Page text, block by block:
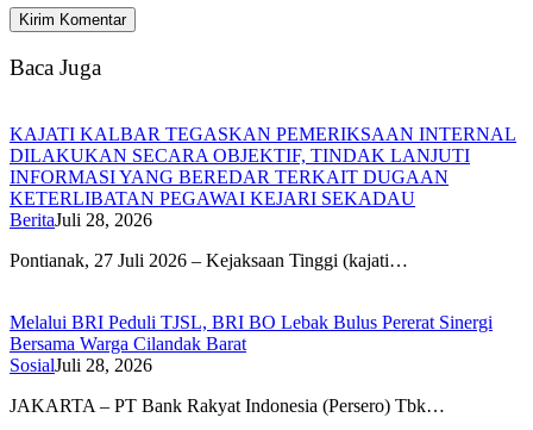
Baca Juga
KAJATI KALBAR TEGASKAN PEMERIKSAAN INTERNAL
DILAKUKAN SECARA OBJEKTIF, TINDAK LANJUTI
INFORMASI YANG BEREDAR TERKAIT DUGAAN
KETERLIBATAN PEGAWAI KEJARI SEKADAU
BeritaJuli 28, 2026
Pontianak, 27 Juli 2026 – Kejaksaan Tinggi (kajati…
Melalui BRI Peduli TJSL, BRI BO Lebak Bulus Pererat Sinergi
Bersama Warga Cilandak Barat
SosialJuli 28, 2026
JAKARTA – PT Bank Rakyat Indonesia (Persero) Tbk…